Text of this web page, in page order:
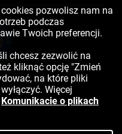
pozwolisz nam na
podczas
Twoich preferencji.
chcesz zezwolić na
kliknąć opcję "Zmień
na które pliki
Więcej
Komunikacie o plikach